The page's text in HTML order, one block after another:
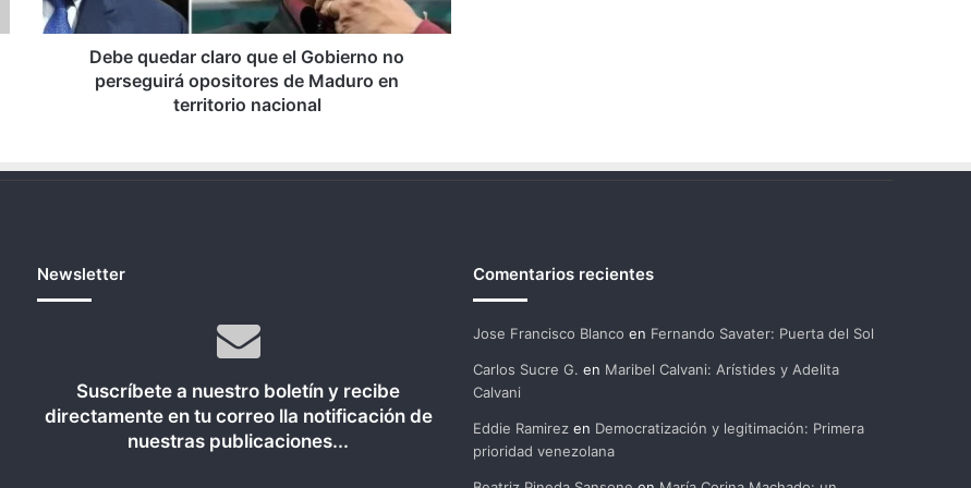
perseguirá
opositores
Debe quedar claro que el Gobierno no
perseguirá opositores de Maduro en
territorio nacional
Newsletter
Suscríbete a nuestro boletín y recibe
directamente en tu correo lla notificación de
nuestras publicaciones...
Comentarios recientes
Jose Francisco Blanco en Fernando Savater: Puerta del Sol
Carlos Sucre G. en Maribel Calvani: Arístides y Adelita
Calvani
Eddie Ramirezen Democratización y legitimación: Primera
prioridad venezolana